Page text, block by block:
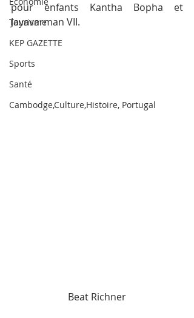
Tourisme
KEP GAZETTE
Sports
Santé
Cambodge,Culture,Histoire, Portugal
pour enfants Kantha Bopha et
Jayavarman VII.
Beat Richner